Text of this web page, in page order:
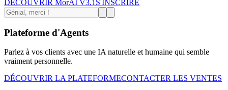
DÉCOUVRIR MorAI V3.1 S'INSCRIRE
Plateforme d'Agents
Parlez à vos clients avec une IA naturelle et humaine qui semble
vraiment personnelle.
DÉCOUVRIR LA PLATEFORMECONTACTER LES VENTES